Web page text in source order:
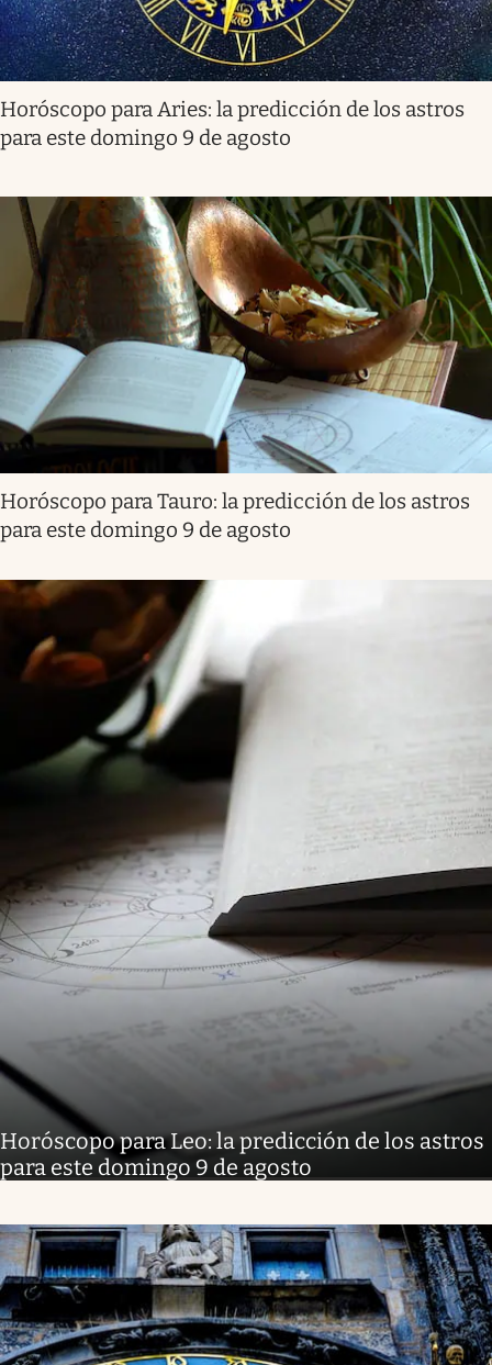
Horóscopo para Aries: la predicción de los astros
para este domingo 9 de agosto
Horóscopo para Tauro: la predicción de los astros
para este domingo 9 de agosto
Horóscopo para Leo: la predicción de los astros
para este domingo 9 de agosto